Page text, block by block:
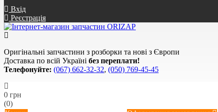
Вхід
Реєстрація
Оригінальні запчастини з розборки та нові з Європи
Доставка по всій Україні без переплати!
Телефонуйте: (067) 662-32-32, (050) 769-45-45
0 грн
(0)